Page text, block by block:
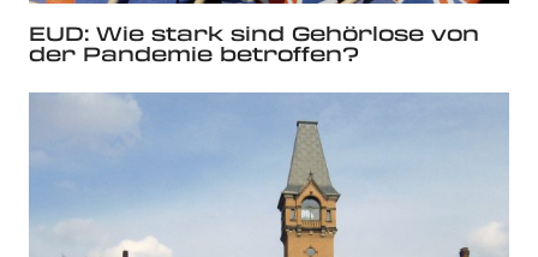
EUD: Wie stark sind Gehörlose von
der Pandemie betroffen?